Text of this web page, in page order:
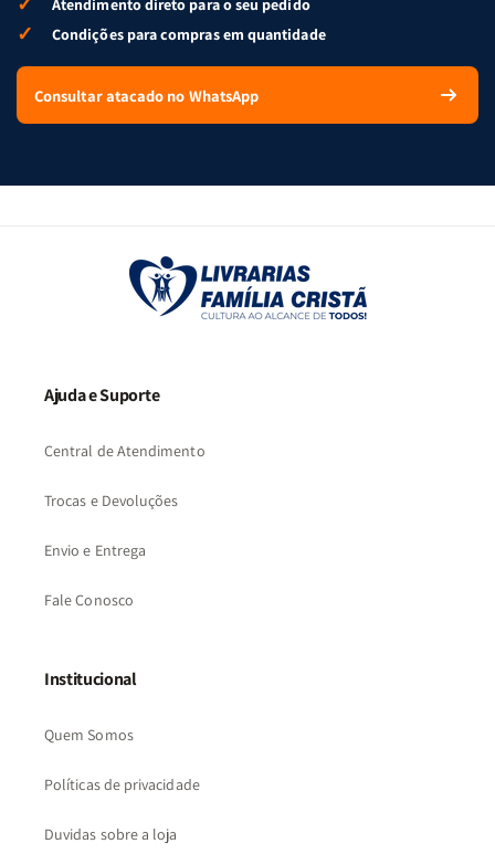
Atendimento direto para o seu pedido
✓ Condições para compras em quantidade
Consultar atacado no WhatsApp
Ajuda e Suporte
Central de Atendimento
Trocas e Devoluções
Envio e Entrega
Fale Conosco
Institucional
Quem Somos
Políticas de privacidade
Duvidas sobre a loja